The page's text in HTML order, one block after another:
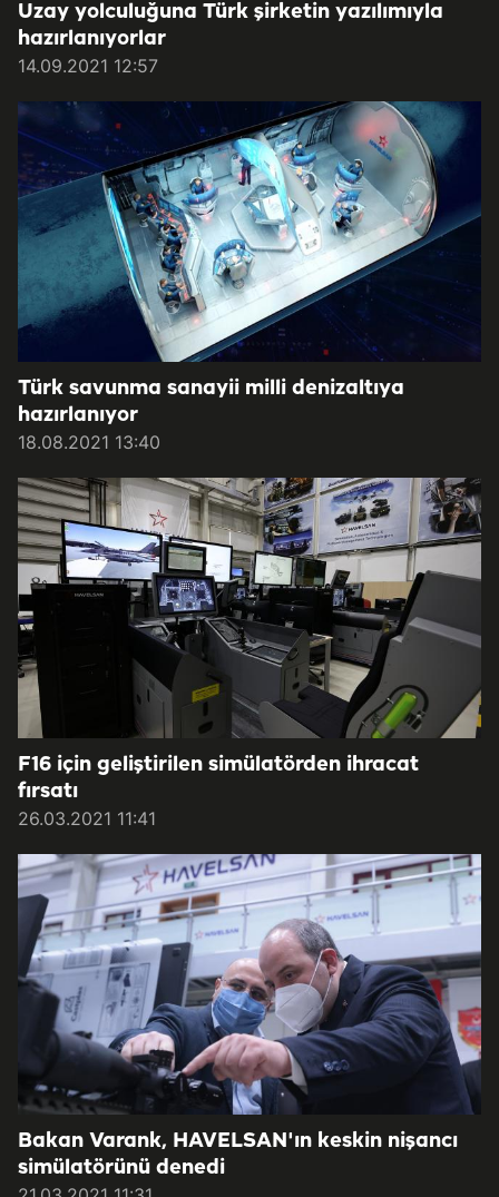
Uzay yolculuğuna Türk şirketin yazılımıyla
hazırlanıyorlar
14.09.2021 12:57
Türk savunma sanayii milli denizaltıya
hazırlanıyor
18.08.2021 13:40
F16 için geliştirilen simülatörden ihracat
fırsatı
26.03.2021 11:41
Bakan Varank, HAVELSAN'ın keskin nişancı
simülatörünü denedi